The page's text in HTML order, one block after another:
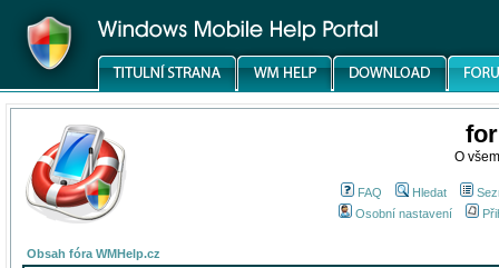
O
FAQ Hledat
Osobní nastavení
Obsah fóra WMHelp.cz